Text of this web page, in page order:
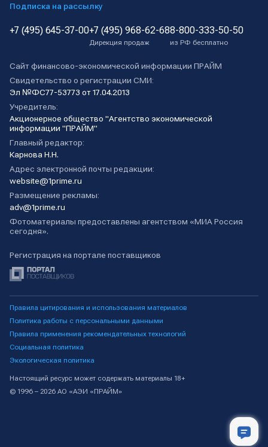
Подписка на рассылку
+7 (495) 645-37-00+7 (495) 968-62-68
Дирекция продаж
8-800-333-50-50
из РФ бесплатно
Сайт финансово-экономической информации ПРАЙМ
Свидетельство о регистрации СМИ:
Эл №ФС77-53773 от 17.04.2013
Учредитель:
Акционерное общество "Агентство экономической
информации "ПРАЙМ"
Главный редактор:
Карнова Н.Н.
Адрес электронной почты редакции:
website@1prime.ru
Размещение рекламы:
adv@1prime.ru
Фотоматериалы предоставлены агентством «МИА Россия
сегодня».
Регистрация на портале поставщиков
Правила цитирования и использования материалов
Политика работы с персональными данными
Правила применения рекомендательных технологий
Социальная политика
Экологическая политика
Настоящий ресурс может содержать материалы 18+
© 1996 – 2026 АО «АЭИ «ПРАЙМ»